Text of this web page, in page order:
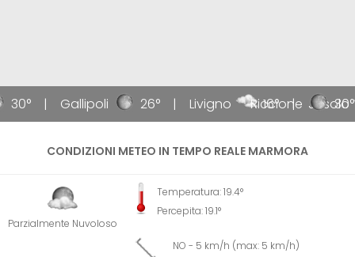
30° Gallipoli 26° Livigno 16° Jesolo
Riccione 30°
CONDIZIONI METEO IN TEMPO REALE MARMORA
Parzialmente Nuvoloso
Temperatura: 19.4°
Percepita: 19.1°
NO - 5 km/h (max: 5 km/h)